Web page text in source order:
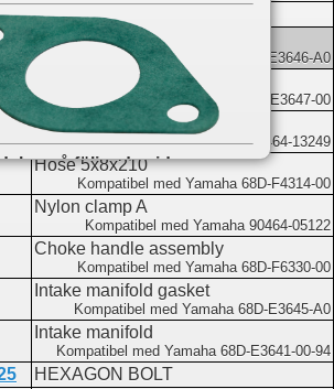
O-ring 24x031
Carburetor gasket
Kompatibel med Yamaha 68D-E3646-A0
Carburetor spacer
Kompatibel med Yamaha 68D-E3647-00
Intake assembly jam
Kompatibel med Yamaha 90464-13249
Hose 5x8x210
Kompatibel med Yamaha 68D-F4314-00
Nylon clamp A
Kompatibel med Yamaha 90464-05122
Choke handle assembly
Kompatibel med Yamaha 68D-F6330-00
Intake manifold gasket
Kompatibel med Yamaha 68D-E3645-A0
Intake manifold
Kompatibel med Yamaha 68D-E3641-00-94
HEXAGON BOLT
på följande sidor: